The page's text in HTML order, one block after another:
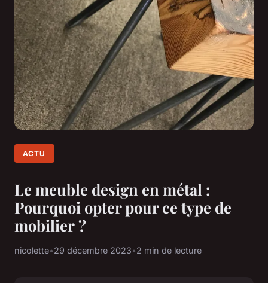
ACTU
Le meuble design en métal :
Pourquoi opter pour ce type de
mobilier ?
nicolette•29 décembre 2023•2 min de lecture